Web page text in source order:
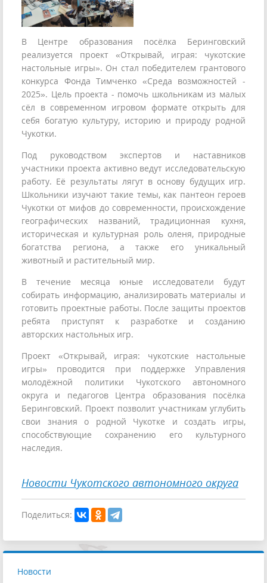
В Центре образования посёлка Беринговский
реализуется проект «Открывай, играя: чукотские
настольные игры». Он стал победителем грантового
конкурса Фонда Тимченко «Среда возможностей -
2025». Цель проекта - помочь школьникам из малых
сёл в современном игровом формате открыть для
себя богатую культуру, историю и природу родной
Чукотки.
Под руководством экспертов и наставников
участники проекта активно ведут исследовательскую
работу. Её результаты лягут в основу будущих игр.
Школьники изучают такие темы, как пантеон героев
Чукотки от мифов до современности, происхождение
географических названий, традиционная кухня,
историческая и культурная роль оленя, природные
богатства региона, а также его уникальный
животный и растительный мир.
В течение месяца юные исследователи будут
собирать информацию, анализировать материалы и
готовить проектные работы. После защиты проектов
ребята приступят к разработке и созданию
авторских настольных игр.
Проект «Открывай, играя: чукотские настольные
игры» проводится при поддержке Управления
молодёжной политики Чукотского автономного
округа и педагогов Центра образования посёлка
Беринговский. Проект позволит участникам углубить
свои знания о родной Чукотке и создать игры,
способствующие сохранению его культурного
наследия.
Новости Чукотского автономного округа
Поделиться:
Новости